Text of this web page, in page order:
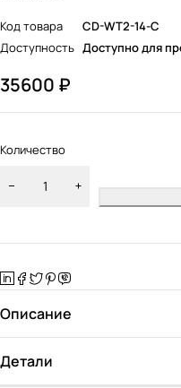
Код товара
CD-WT2-14-C
Доступность Доступно для
35600 ₽
Количество
Описание
Детали